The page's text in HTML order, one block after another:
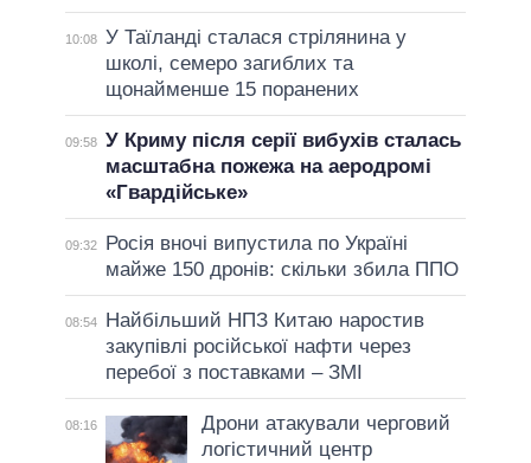
10:08 У Таїланді сталася стрілянина у
школі, семеро загиблих та
щонайменше 15 поранених
09:58 У Криму після серії вибухів сталась
масштабна пожежа на аеродромі
«Гвардійське»
09:32
Росія вночі випустила по Україні
майже 150 дронів: скільки збила ППО
08:54
Найбільший НПЗ Китаю наростив
закупівлі російської нафти через
перебої з поставками – ЗМІ
08:16
Дрони атакували черговий
логістичний центр